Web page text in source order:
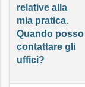
relative alla
mia pratica.
Quando posso
contattare gli
uffici?